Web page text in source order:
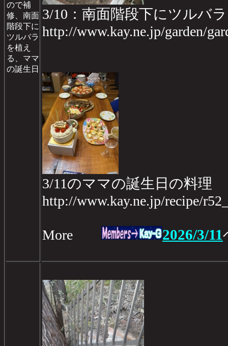
ので補
修、南面
階段下に
ツルバラ
を植え
る、ママ
の誕生日
3/10：南面階段下にツルバ
http://www.kay.ne.jp/garden/
3/11のママの誕生日の料理
http://www.kay.ne.jp/recipe/
More 2026/3/11